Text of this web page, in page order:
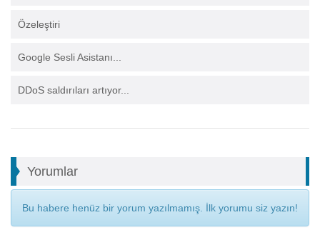
Özeleştiri
Google Sesli Asistanı...
DDoS saldırıları artıyor...
Yorumlar
Bu habere henüz bir yorum yazılmamış. İlk yorumu siz yazın!